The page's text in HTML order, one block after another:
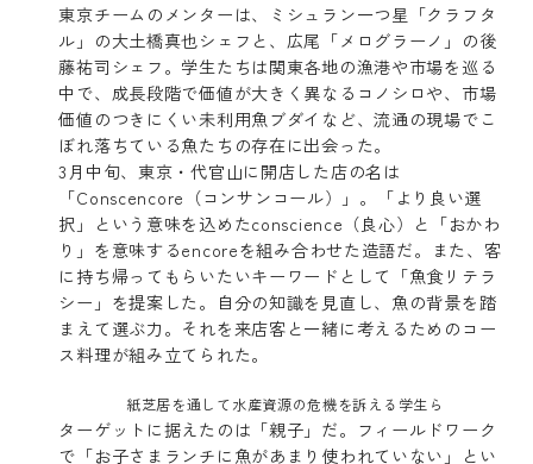
東京チームのメンターは、ミシュラン一つ星「クラフタ
ル」の大土橋真也シェフと、広尾「メログラーノ」の後
藤祐司シェフ。学生たちは関東各地の漁港や市場を巡る
中で、成長段階で価値が大きく異なるコノシロや、市場
価値のつきにくい未利用魚ブダイなど、流通の現場でこ
ぼれ落ちている魚たちの存在に出会った。
3月中旬、東京・代官山に開店した店の名は
「Conscencore（コンサンコール）」。「より良い選
択」という意味を込めたconscience（良心）と「おかわ
り」を意味するencoreを組み合わせた造語だ。また、客
に持ち帰ってもらいたいキーワードとして「魚食リテラ
シー」を提案した。自分の知識を見直し、魚の背景を踏
まえて選ぶ力。それを来店客と一緒に考えるためのコー
ス料理が組み立てられた。
紙芝居を通して水産資源の危機を訴える学生ら
ターゲットに据えたのは「親子」だ。フィールドワーク
で「お子さまランチに魚があまり使われていない」とい